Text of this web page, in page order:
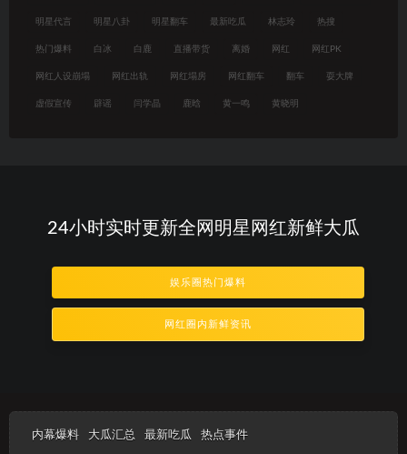
明星代言 明星八卦 明星翻车 最新吃瓜 林志玲 热搜
热门爆料 白冰 白鹿 直播带货 离婚 网红 网红PK
网红人设崩塌 网红出轨 网红塌房 网红翻车 翻车 耍大牌
虚假宣传 辟谣 闫学晶 鹿晗 黄一鸣 黄晓明
24小时实时更新全网明星网红新鲜大瓜
娱乐圈热门爆料
网红圈内新鲜资讯
内幕爆料 大瓜汇总 最新吃瓜 热点事件